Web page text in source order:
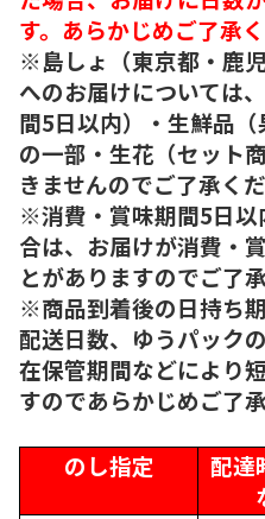
す。あらかじめご了承く
※島しょ（東京都・鹿
へのお届けについては
間5日以内）・生鮮品（
の一部・生花（セット
きませんのでご了承くだ
※消費・賞味期間5日以
合は、お届けが消費・
とがありますのでご了
※商品到着後の日持ち
配送日数、ゆうパック
在保管期間などにより
すのであらかじめご了
のし指定
配達